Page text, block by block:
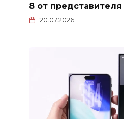
8 от
20.07.2026